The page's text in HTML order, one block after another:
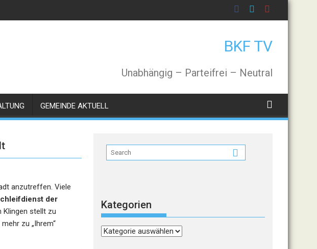
BKF TV
Unabhängig – Parteifrei – Neutral
GEMEINDE AKTUELL
anzutreffen. Viele
der
Klingen stellt zu
zu „Ihrem“
Kategorien
Kategorien